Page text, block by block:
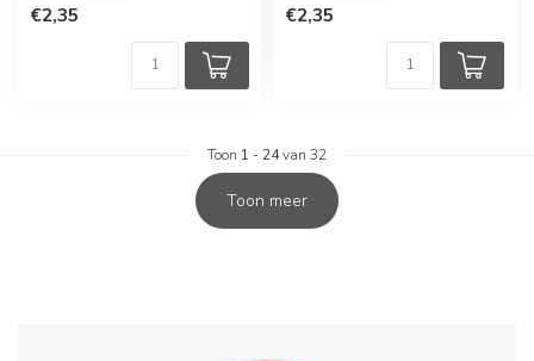
€2,35 €2,35
Toon 1 - 24van 32
Toon meer